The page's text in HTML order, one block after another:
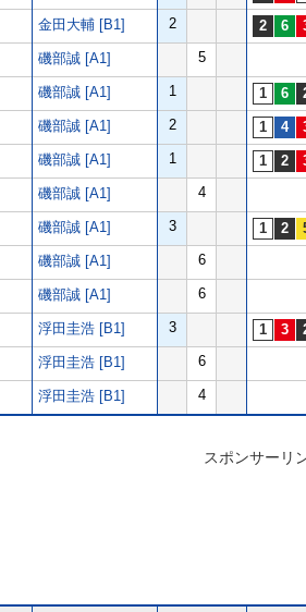
金田大輔 [B1] 2
磯部誠 [A1] 5
磯部誠 [A1] 1
磯部誠 [A1] 2
磯部誠 [A1] 1
磯部誠 [A1] 4
磯部誠 [A1] 3
磯部誠 [A1] 6
磯部誠 [A1] 6
浮田圭浩 [B1] 3
浮田圭浩 [B1] 6
浮田圭浩 [B1] 4
スポンサーリ